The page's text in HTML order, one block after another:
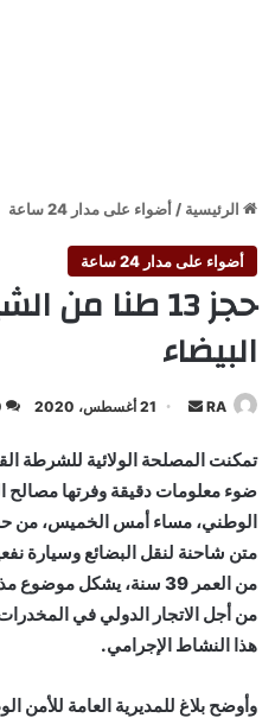
الرئيسية / أضواء على مدار 24 ساعة
أضواء على مدار 24 ساعة
حجز 13 طنا
البيضاء
RA
أرسل
إلكترونيا
21 أغسطس، 2020
تمكنت المصلحة الولائية للشرطة
ضوء معلومات دقيقة وفرتها مصالح
متن شاحنة لنقل البضائع وسيارة
من العمر 39 سنة، يشكل
من أجل الاتجار الدولي في
هذا النشاط الإجرامي.
وأوضح بلاغ للمديرية العامة للأمن